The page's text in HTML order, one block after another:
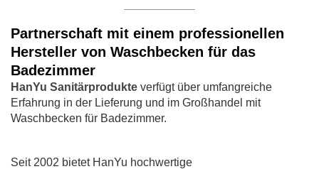
Partnerschaft mit einem professionellen
Hersteller von Waschbecken für das
Badezimmer
HanYu Sanitärprodukte verfügt über umfangreiche
Erfahrung in der Lieferung und im Großhandel mit
Waschbecken für Badezimmer.
Seit 2002 bietet HanYu hochwertige